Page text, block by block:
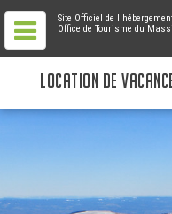
Site Officiel de
Office de Tourisme du
LOCATION DE